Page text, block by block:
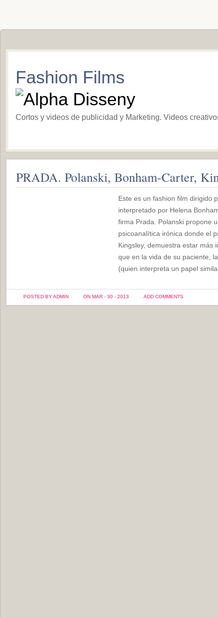
Fashion Films
Cortos y videos de publicidad y Marketing. Videos
PRADA. Polanski, Bonham-Carter,
Este es un fashion film dirigido
interpretado por Helena
firma Prada. Polanski propone
psicoanalítica irónica donde el
Kingsley, demuestra estar más
que en la vida de su paciente,
(quien interpreta un papel
POSTED BY ADMIN ON MAR - 30 - 2013 ADD COMMENTS